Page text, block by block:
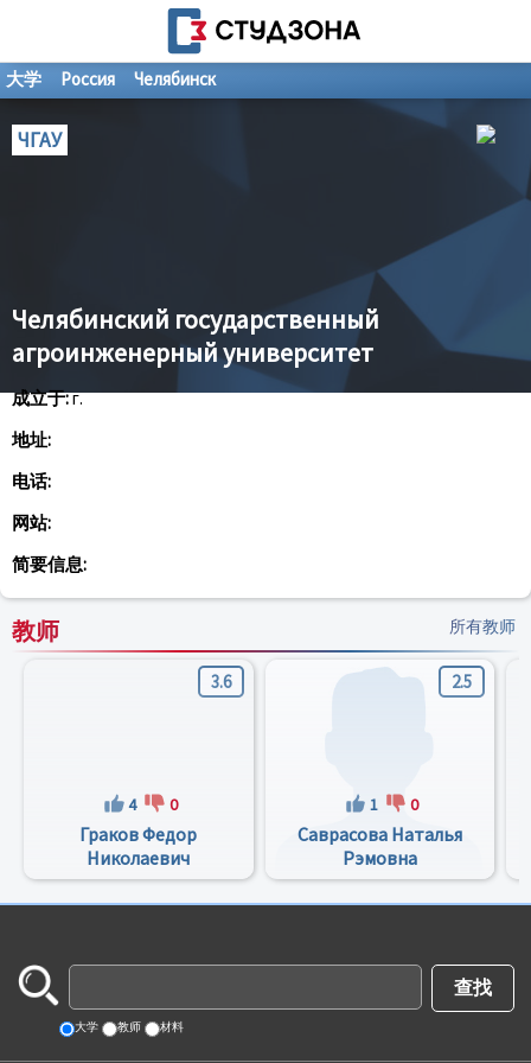
大学 Россия Челябинск
ЧГАУ
Челябинский государственный
агроинженерный университет
成立于:г.
地址:
电话:
网站:
简要信息:
教师 所有教师
3.6
4 0
Граков Федор
Николаевич
2.5
1 0
Саврасова Наталья
Рэмовна
大学 教师 材料